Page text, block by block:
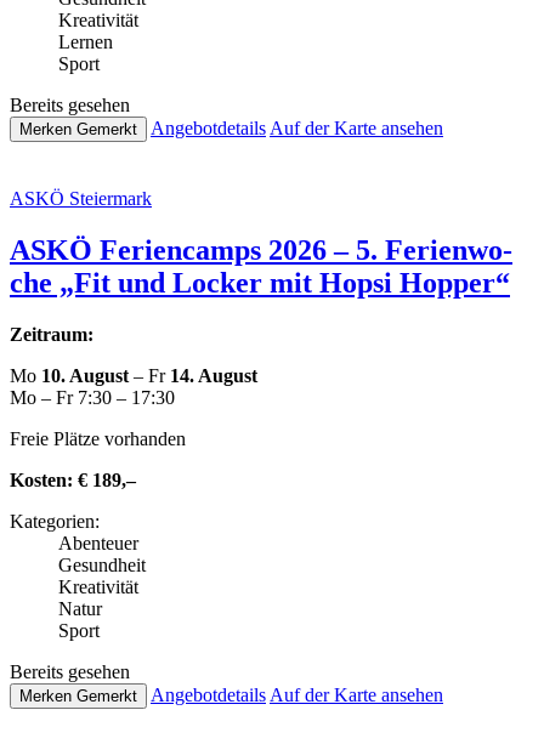
Krea­ti­vi­tät
Lernen
Sport
Bereits gesehen
Merken Gemerkt Ange­botde­tailsAuf der Karte ansehen
ASKÖ Stei­er­mark
ASKÖ Feri­en­camps 2026 – 5. Feri­en­wo­
che „Fit und Locker mit Hopsi Hopper“
Zeitraum:
Mo 10. August – Fr 14. August
Mo – Fr 7:30 – 17:30
Freie Plätze vorhanden
Kosten: € 189,–
Kate­go­rien:
Abenteuer
Gesund­heit
Krea­ti­vi­tät
Natur
Sport
Bereits gesehen
Merken Gemerkt Ange­botde­tails Auf der Karte ansehen